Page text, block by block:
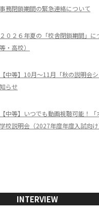
事務閉鎖期間の緊急連絡について
２０２６年夏の「校舎閉鎖期間」に
等・高校）
【中等】10月～11月「秋の説明会
知らせ
【中等】いつでも動画視聴可能！
学校説明会（2027年度年度入試向け
INTERVIEW